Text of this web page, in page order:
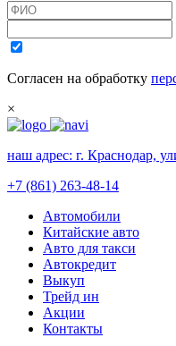
Согласен на обработку
×
наш адрес: г. Краснодар,
+7 (861) 263-48-14
Автомобили
Китайские авто
Авто для такси
Автокредит
Выкуп
Трейд ин
Акции
Контакты